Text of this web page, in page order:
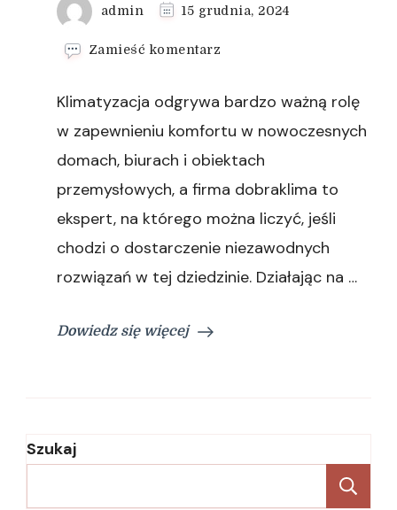
admin 15 grudnia, 2024
Zamieść komentarz
klimatyzacji
–
obsługa
chłodniczych
Klimatyzacja odgrywa bardzo ważną rolę
w zapewnieniu komfortu w nowoczesnych
domach, biurach i obiektach
przemysłowych, a firma dobraklima to
ekspert, na którego można liczyć, jeśli
chodzi o dostarczenie niezawodnych
rozwiązań w tej dziedzinie. Działając na …
Dowiedz się więcej
Szukaj